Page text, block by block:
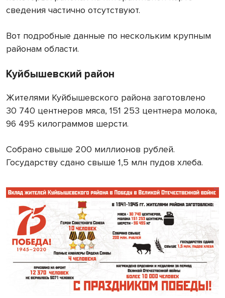
сведения частично отсутствуют.
Вот подробные данные по нескольким крупным
районам области.
Куйбышевский район
Жителями Куйбышевского района заготовлено
30 740 центнеров мяса, 151 253 центнера молока,
96 495 килограммов шерсти.
Собрано свыше 200 миллионов рублей.
Государству сдано свыше 1,5 млн пудов хлеба.